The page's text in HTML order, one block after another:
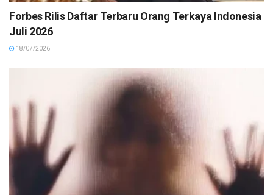
Forbes Rilis Daftar Terbaru Orang Terkaya Indonesia
Juli 2026
18/07/2026